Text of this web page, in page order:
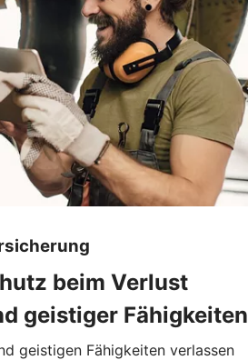
beim Verlust
geistiger Fähigkeiten
geistigen Fähigkeiten verlassen